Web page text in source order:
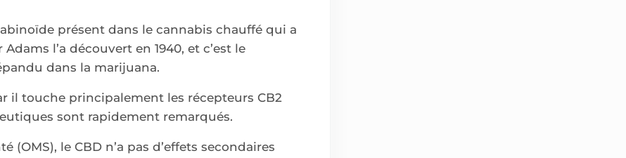
présent dans le cannabis chauffé qui a
l’a découvert en 1940, et c’est le
dans la marijuana.
il touche principalement les récepteurs CB2
sont rapidement remarqués.
(OMS), le CBD n’a pas d’effets secondaires